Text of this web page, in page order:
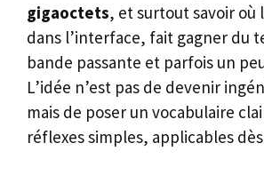
gigaoctets, et surtout savoir où
dans l’interface, fait gagner du
bande passante et parfois un
L’idée n’est pas de devenir
mais de poser un vocabulaire
réflexes simples, applicables